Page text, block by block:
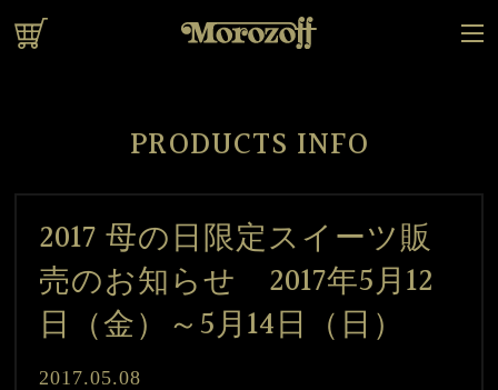
PRODUCTS INFO
2017 母の日限定スイーツ販
売のお知らせ 2017年5月12
日（金）～5月14日（日）
2017.05.08